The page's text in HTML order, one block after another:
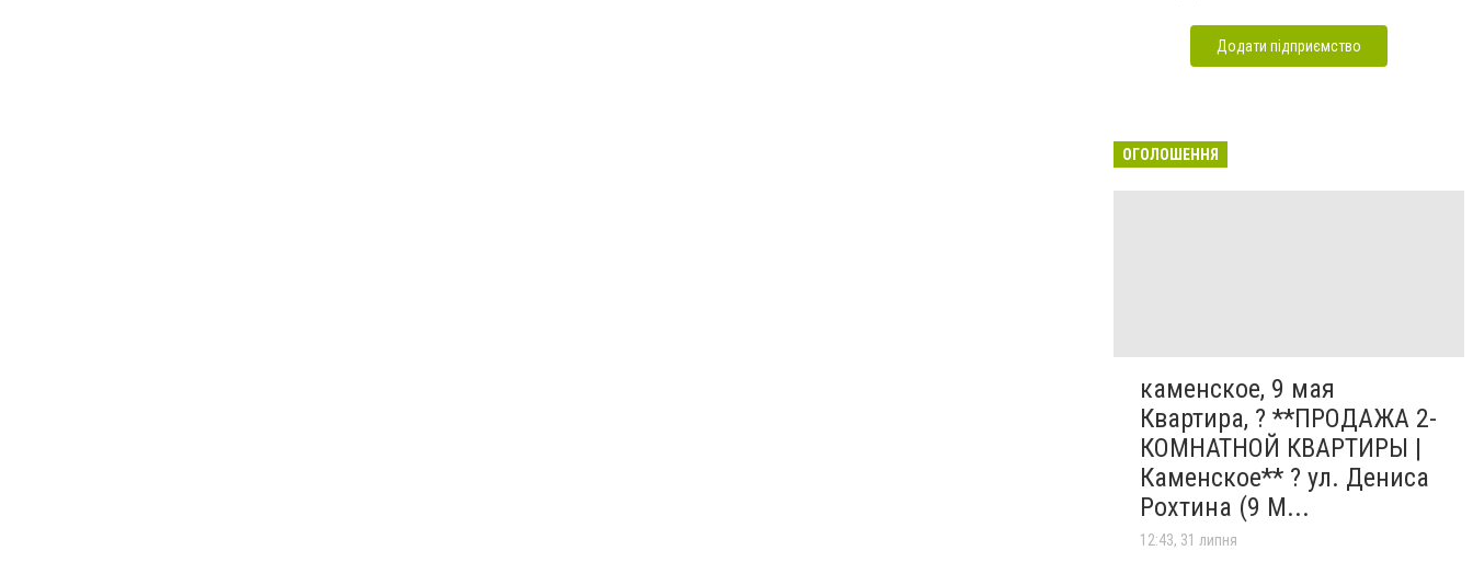
Додати підприємство
ОГОЛОШЕННЯ
каменское, 9 мая
Квартира, ? **ПРОДАЖА 2-
КОМНАТНОЙ КВАРТИРЫ |
Каменское** ? ул. Дениса
Рохтина (9 М...
12:43, 31 липня